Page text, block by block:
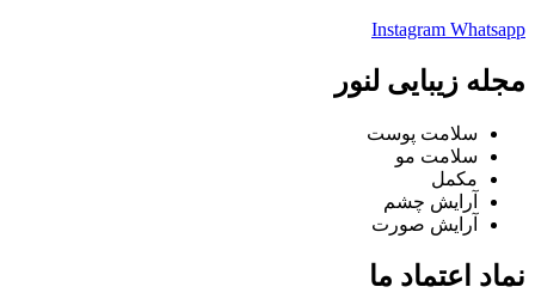
Instagram Whatsapp
مجله زیبایی لنور
سلامت پوست
سلامت مو
مکمل
آرایش چشم
آرایش صورت
نماد اعتماد ما